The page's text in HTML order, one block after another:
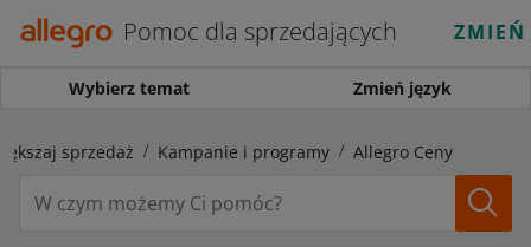
Pomoc dla sprzedających
Wybierz temat Zmień język
sprzedaż Kampanie i programy Allegro Ceny